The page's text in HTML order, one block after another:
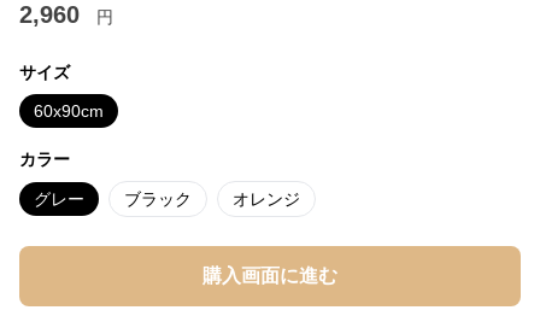
2,960 円
サイズ
60x90cm
カラー
グレー ブラック オレンジ
購入画面に進む